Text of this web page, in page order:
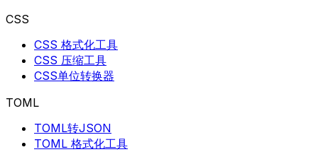
CSS
CSS 格式化工具
CSS 压缩工具
CSS单位转换器
TOML
TOML转JSON
TOML 格式化工具